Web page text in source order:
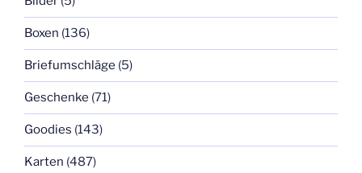
Boxen (136)
Briefumschläge (5)
Geschenke (71)
Goodies (143)
Karten (487)